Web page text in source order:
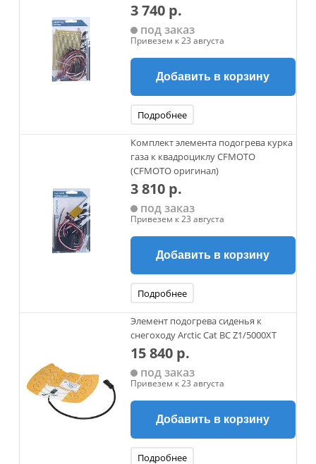
3 740 р.
под заказ
Привезем к 23 августа
Добавить в корзину
Подробнее
Комплект элемента подогрева курка
газа к квадроциклу CFMOTO
(CFMOTO оригинал)
3 810 р.
под заказ
Привезем к 23 августа
Добавить в корзину
Подробнее
Элемент подогрева сиденья к
снегоходу Arctic Cat BC Z1/5000XT
15 840 р.
под заказ
Привезем к 23 августа
Добавить в корзину
Подробнее